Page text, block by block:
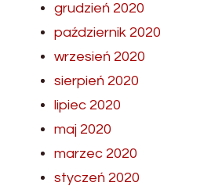
grudzień 2020
październik 2020
wrzesień 2020
sierpień 2020
lipiec 2020
maj 2020
marzec 2020
styczeń 2020